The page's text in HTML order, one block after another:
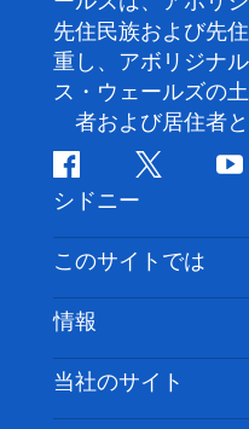
先住民族および先
重し、アボリジナ
ス・ウェールズの
者および居住者
フ
ェ
イ
ス
ブ
ッ
ク
ツ
ッ
タ
ー
ユ
チ
ー
シドニー
お問い合わせ
免責事項
クッキーに関する通知
このサイトでは
目的地
やるべきこと
情報
旅行情報
アクセシブルシドニー
当社のサイト